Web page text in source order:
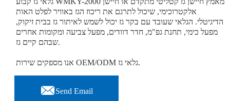
אלקטרוכימי, שיכול לתרגם את ריכוז הגז באוויר לפלט האות
הדיגיטלי. הגלאי שעובד עם בקר גז יכול לשמש לאיתור גז בבית זיקוק,
מפעל כימי, תחנת גפ"מ, חדר דוודים, מפעל צביעה ומקומות אחרים
שבהם קיים גז.
אנו מספקים שירות OEM/ODM גלאי גז.
Send Email